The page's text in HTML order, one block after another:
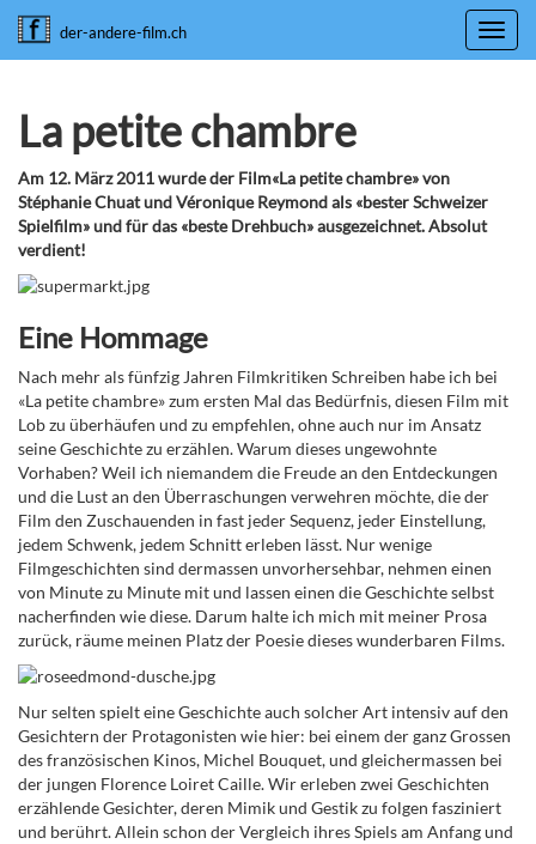
der-andere-film.ch
La petite chambre
Am 12. März 2011 wurde der Film«La petite chambre» von
Stéphanie Chuat und Véronique Reymond als «bester Schweizer
Spielfilm» und für das «beste Drehbuch» ausgezeichnet. Absolut
verdient!
Eine Hommage
Nach mehr als fünfzig Jahren Filmkritiken Schreiben habe ich bei
«La petite chambre» zum ersten Mal das Bedürfnis, diesen Film mit
Lob zu überhäufen und zu empfehlen, ohne auch nur im Ansatz
seine Geschichte zu erzählen. Warum dieses ungewohnte
Vorhaben? Weil ich niemandem die Freude an den Entdeckungen
und die Lust an den Überraschungen verwehren möchte, die der
Film den Zuschauenden in fast jeder Sequenz, jeder Einstellung,
jedem Schwenk, jedem Schnitt erleben lässt. Nur wenige
Filmgeschichten sind dermassen unvorhersehbar, nehmen einen
von Minute zu Minute mit und lassen einen die Geschichte selbst
nacherfinden wie diese. Darum halte ich mich mit meiner Prosa
zurück, räume meinen Platz der Poesie dieses wunderbaren Films.
Nur selten spielt eine Geschichte auch solcher Art intensiv auf den
Gesichtern der Protagonisten wie hier: bei einem der ganz Grossen
des französischen Kinos, Michel Bouquet, und gleichermassen bei
der jungen Florence Loiret Caille. Wir erleben zwei Geschichten
erzählende Gesichter, deren Mimik und Gestik zu folgen fasziniert
und berührt. Allein schon der Vergleich ihres Spiels am Anfang und